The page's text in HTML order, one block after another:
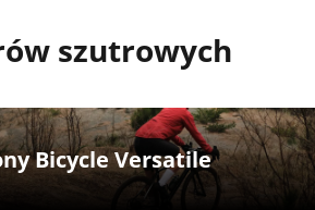
szutrowych
Bicycle Versatile